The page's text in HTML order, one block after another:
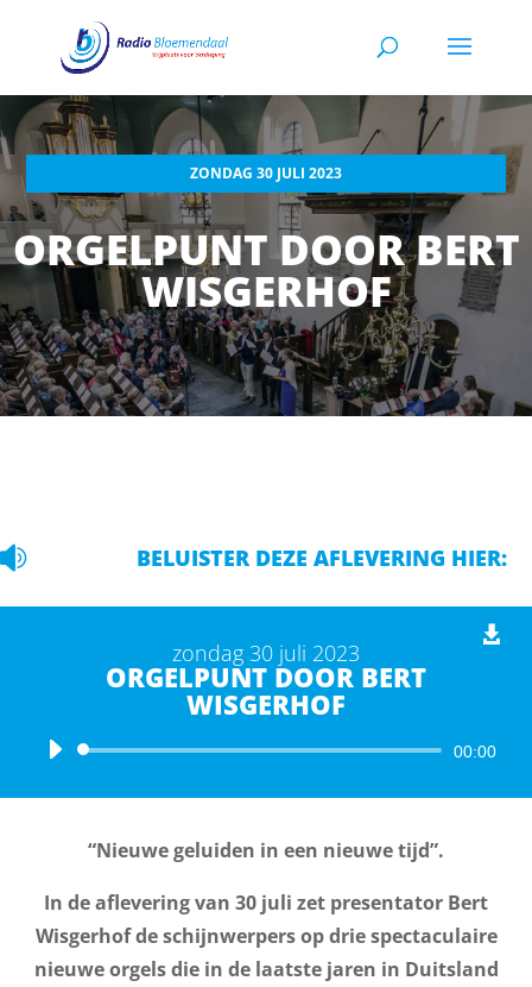
ZONDAG 30 JULI 2023
ORGELPUNT DOOR BERT
WISGERHOF
 BELUISTER DEZE AFLEVERING HIER:
zondag 30 juli 2023
ORGELPUNT DOOR BERT
WISGERHOF
Audiospeler 00:00
“Nieuwe geluiden in een nieuwe tijd”.
In de aflevering van 30 juli zet presentator Bert
Wisgerhof de schijnwerpers op drie spectaculaire
nieuwe orgels die in de laatste jaren in Duitsland